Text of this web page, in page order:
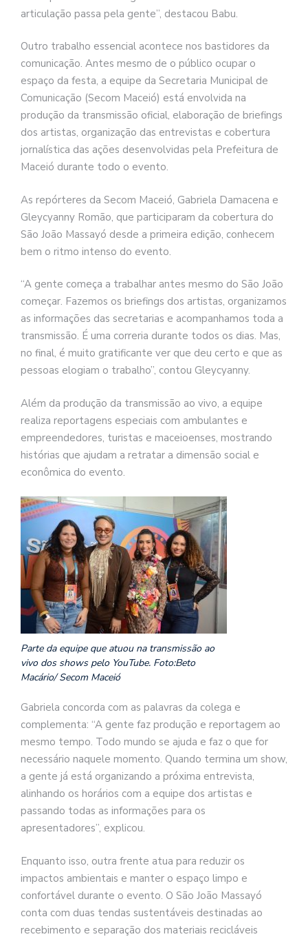
articulação passa pela gente”, destacou Babu.
Outro trabalho essencial acontece nos bastidores da
comunicação. Antes mesmo de o público ocupar o
espaço da festa, a equipe da Secretaria Municipal de
Comunicação (Secom Maceió) está envolvida na
produção da transmissão oficial, elaboração de briefings
dos artistas, organização das entrevistas e cobertura
jornalística das ações desenvolvidas pela Prefeitura de
Maceió durante todo o evento.
As repórteres da Secom Maceió, Gabriela Damacena e
Gleycyanny Romão, que participaram da cobertura do
São João Massayó desde a primeira edição, conhecem
bem o ritmo intenso do evento.
“A gente começa a trabalhar antes mesmo do São João
começar. Fazemos os briefings dos artistas, organizamos
as informações das secretarias e acompanhamos toda a
transmissão. É uma correria durante todos os dias. Mas,
no final, é muito gratificante ver que deu certo e que as
pessoas elogiam o trabalho”, contou Gleycyanny.
Além da produção da transmissão ao vivo, a equipe
realiza reportagens especiais com ambulantes e
empreendedores, turistas e maceioenses, mostrando
histórias que ajudam a retratar a dimensão social e
econômica do evento.
Parte da equipe que atuou na transmissão ao
vivo dos shows pelo YouTube. Foto:Beto
Macário/ Secom Maceió
Gabriela concorda com as palavras da colega e
complementa: “A gente faz produção e reportagem ao
mesmo tempo. Todo mundo se ajuda e faz o que for
necessário naquele momento. Quando termina um show,
a gente já está organizando a próxima entrevista,
alinhando os horários com a equipe dos artistas e
passando todas as informações para os
apresentadores”, explicou.
Enquanto isso, outra frente atua para reduzir os
impactos ambientais e manter o espaço limpo e
confortável durante o evento. O São João Massayó
conta com duas tendas sustentáveis destinadas ao
recebimento e separação dos materiais recicláveis